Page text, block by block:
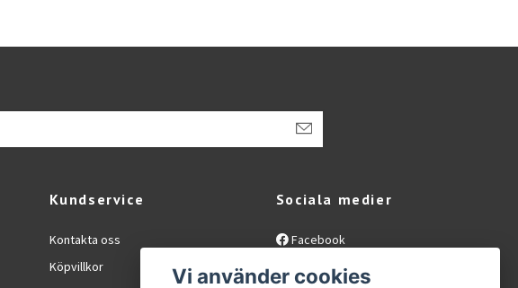
Kundservice
Kontakta oss
Köpvillkor
Sociala medier
Facebook
Instagram
Vi använder cookies